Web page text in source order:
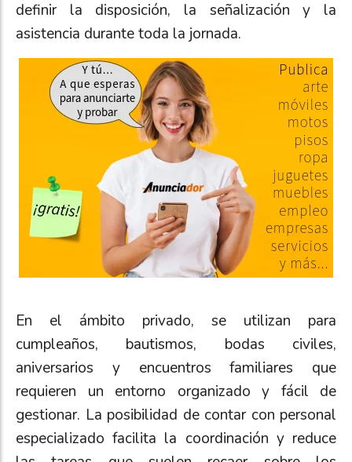
definir la disposición, la señalización y la
asistencia durante toda la jornada.
En el ámbito privado, se utilizan para
cumpleaños, bautismos, bodas civiles,
aniversarios y encuentros familiares que
requieren un entorno organizado y fácil de
gestionar. La posibilidad de contar con personal
especializado facilita la coordinación y reduce